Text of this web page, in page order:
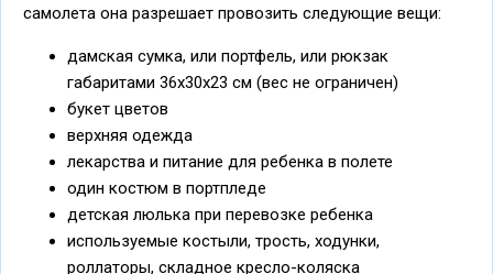
самолета она разрешает провозить следующие вещи:
дамская сумка, или портфель, или рюкзак
габаритами 36х30х23 см (вес не ограничен)
букет цветов
верхняя одежда
лекарства и питание для ребенка в полете
один костюм в портпледе
детская люлька при перевозке ребенка
используемые костыли, трость, ходунки,
роллаторы, складное кресло-коляска